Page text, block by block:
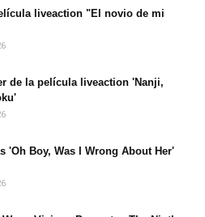
liveaction "El novio de mi
de la película liveaction 'Nanji,
'Oh Boy, Was I Wrong About Her'